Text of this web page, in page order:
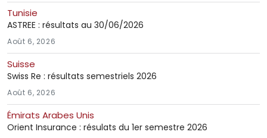
Tunisie
ASTREE : résultats au 30/06/2026
Août 6, 2026
Suisse
Swiss Re : résultats semestriels 2026
Août 6, 2026
Émirats Arabes Unis
Orient Insurance : résulats du 1er semestre 2026